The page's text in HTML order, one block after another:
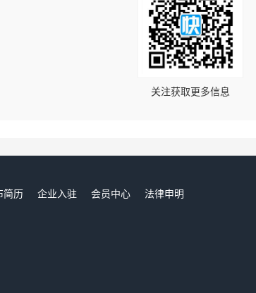
关注获取更多信息
简历 企业入驻 会员中心
法律申明